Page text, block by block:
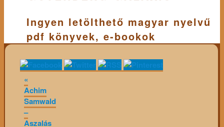
Ingyen letölthető magyar nyelvű
pdf könyvek, e-bookok
«
Achim
Samwald
–
Aszalás